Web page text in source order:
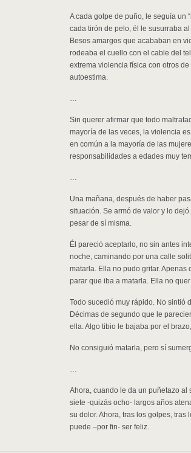
A cada golpe de puño, le seguía un
cada tirón de pelo, él le susurraba
Besos amargos que acababan en
rodeaba el cuello con el cable del
extrema violencia física con otros
autoestima.
…
Sin querer afirmar que todo
mayoría de las veces, la violencia
en común a la mayoría de las
responsabilidades a edades muy
…
Una mañana, después de haber
situación. Se armó de valor y lo
pesar de sí misma.
Él pareció aceptarlo, no sin antes
noche, caminando por una calle
matarla. Ella no pudo gritar.
parar que iba a matarla. Ella no
Todo sucedió muy rápido. No sintió
Décimas de segundo que le
ella. Algo tibio le bajaba por el
No consiguió matarla, pero sí
…
Ahora, cuando le da un puñetazo al
siete -quizás ocho- largos años
su dolor. Ahora, tras los golpes,
puede –por fin- ser feliz.